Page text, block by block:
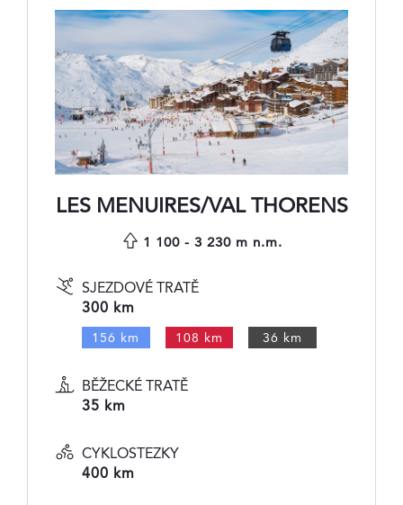
LES MENUIRES/VAL THORENS
1 100 - 3 230 m n.m.
SJEZDOVÉ TRATĚ
300 km
156 km 108 km 36 km
BĚŽECKÉ TRATĚ
35 km
CYKLOSTEZKY
400 km